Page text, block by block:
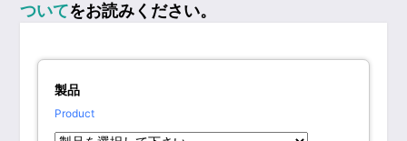
ついてをお読みください。
製品
Product